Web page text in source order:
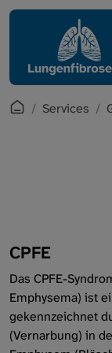
Direkt zur
Direkt zum Inhalt
Startpage
Services
CPFE
Das CPFE-
Emphysema) ist
gekennzeichnet
(Vernarbung) in
Erkrankung
Leben mit
Intern